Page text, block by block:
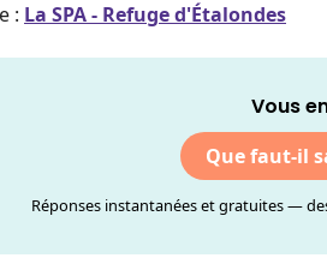
: La SPA - Refuge d'Étalondes
Vous
Que faut-il
Réponses instantanées et gratuites —